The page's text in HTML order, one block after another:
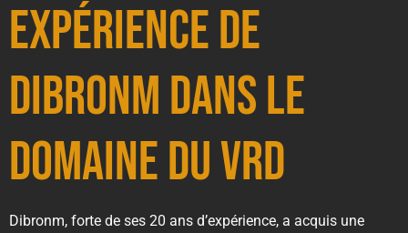
Expérience de
Dibronm dans le
domaine du VRD
Dibronm, forte de ses 20 ans d’expérience, a acquis une